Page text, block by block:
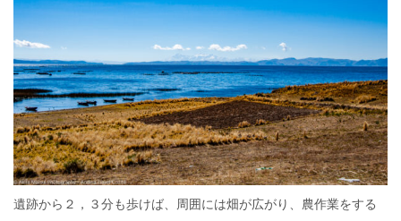
遺跡から２，３分も歩けば、周囲には畑が広がり、農作業をする